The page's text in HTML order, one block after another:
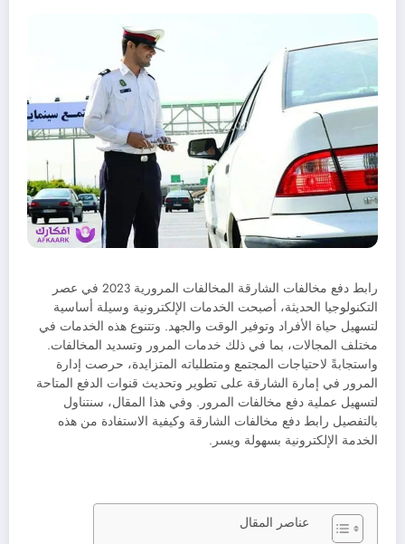
رابط دفع مخالفات الشارقة المخالفات المرورية 2023 في عصر
التكنولوجيا الحديثة، أصبحت الخدمات الإلكترونية وسيلة أساسية
لتسهيل حياة الأفراد وتوفير الوقت والجهد. وتتنوع هذه الخدمات في
مختلف المجالات، بما في ذلك خدمات المرور وتسديد المخالفات.
واستجابةً لاحتياجات المجتمع ومتطلباته المتزايدة، حرصت إدارة
المرور في إمارة الشارقة على تطوير وتحديث قنوات الدفع المتاحة
لتسهيل عملية دفع مخالفات المرور. وفي هذا المقال، سنتناول
بالتفصيل رابط دفع مخالفات الشارقة وكيفية الاستفادة من هذه
الخدمة الإلكترونية بسهولة ويسر.
عناصر المقال